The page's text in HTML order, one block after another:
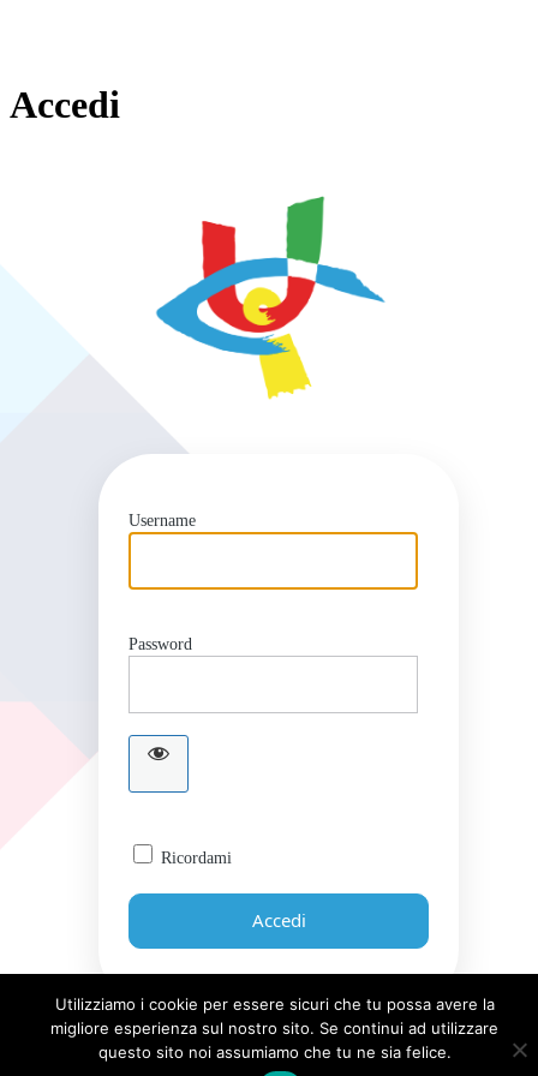
Accedi
Username
Password
Ricordami
Password dimenticata?
Utilizziamo i cookie per essere sicuri che tu possa avere la
migliore esperienza sul nostro sito. Se continui ad utilizzare
questo sito noi assumiamo che tu ne sia felice.